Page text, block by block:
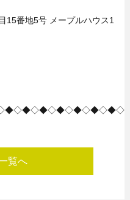
15番地5号 メープルハウス1
覧へ